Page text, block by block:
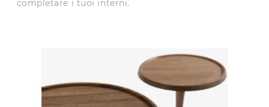
completare i tuoi interni.